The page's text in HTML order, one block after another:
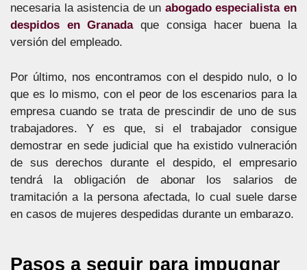
necesaria la asistencia de un abogado especialista en
despidos en Granadaque consiga hacer buena la
versión del empleado.
Por último, nos encontramos con el despido nulo, o lo
que es lo mismo, con el peor de los escenarios para la
empresa cuando se trata de prescindir de uno de sus
trabajadores. Y es que, si el trabajador consigue
demostrar en sede judicial que ha existido vulneración
de sus derechos durante el despido, el empresario
tendrá la obligación de abonar los salarios de
tramitación a la persona afectada, lo cual suele darse
en casos de mujeres despedidas durante un embarazo.
Pasos a seguir para impugnar